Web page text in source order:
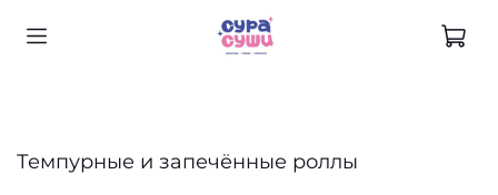
Темпурные и запечённые роллы